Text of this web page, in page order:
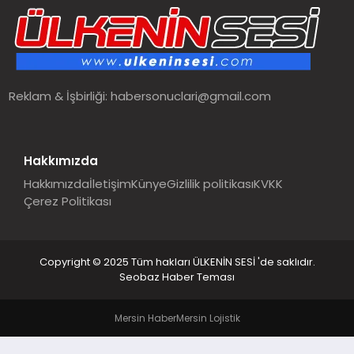
SPOR
MALATYA HABERLERI
Reklam & İşbirliği:habersonuclari@gmail.com
Hakkımızda
HakkımızdaİletişimKünyeGizlilik politikasıKVKK
Çerez Politikası
Copyright © 2025 Tüm hakları ÜLKENİN SESİ 'de saklıdır.
Seobaz Haber Teması
Mersin HaberMersin Lojistik